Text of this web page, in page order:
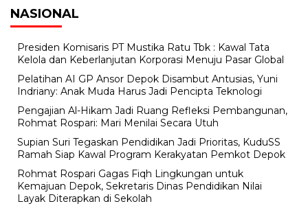
NASIONAL
Presiden Komisaris PT Mustika Ratu Tbk : Kawal Tata
Kelola dan Keberlanjutan Korporasi Menuju Pasar Global
Pelatihan AI GP Ansor Depok Disambut Antusias, Yuni
Indriany: Anak Muda Harus Jadi Pencipta Teknologi
Pengajian Al-Hikam Jadi Ruang Refleksi Pembangunan,
Rohmat Rospari: Mari Menilai Secara Utuh
Supian Suri Tegaskan Pendidikan Jadi Prioritas, KuduSS
Ramah Siap Kawal Program Kerakyatan Pemkot Depok
Rohmat Rospari Gagas Fiqh Lingkungan untuk
Kemajuan Depok, Sekretaris Dinas Pendidikan Nilai
Layak Diterapkan di Sekolah